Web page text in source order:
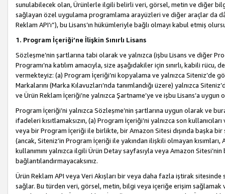
sunulabilecek olan, Ürünlerle ilgili belirli veri, görsel, metin ve diğer
sağlayan özel uygulama programlama arayüzleri ve diğer araçlar da
Reklam API’ı”), bu Lisans’ın hükümleriyle bağlı olmayı kabul etmiş
1. Program İçeriği’ne İlişkin Sınırlı Lisans
Sözleşme’nin şartlarına tabi olarak ve yalnızca (işbu Lisans ve diğer
Programı’na katılım amacıyla, size aşağıdakiler için sınırlı, kabili
vermekteyiz: (a) Program İçeriği’ni kopyalama ve yalnızca Siteniz’de
Markalarını (Marka Kılavuzları’nda tanımlandığı üzere) yalnızca
ve Ürün Reklam İçeriği’ne yalnızca Şartname’ye ve işbu Lisans’a
Program İçeriği’ni yalnızca Sözleşme’nin şartlarına uygun olarak ve
ifadeleri kısıtlamaksızın, (a) Program İçeriği’ni yalnızca son
veya bir Program İçeriği ile birlikte, bir Amazon Sitesi dışında başka
(ancak, Siteniz’in Program İçeriği ile yakından ilişkili olmayan
kullanımını yalnızca ilgili Ürün Detay sayfasıyla veya Amazon
bağlantılandırmayacaksınız.
Ürün Reklam API veya Veri Akışları bir veya daha fazla iştirak
sağlar. Bu türden veri, görsel, metin, bilgi veya içeriğe erişim sağlamak